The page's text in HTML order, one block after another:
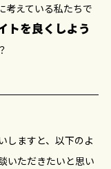
考えている私たちで
トを良くしよう
しますと、以下のよ
いただきたいと思い